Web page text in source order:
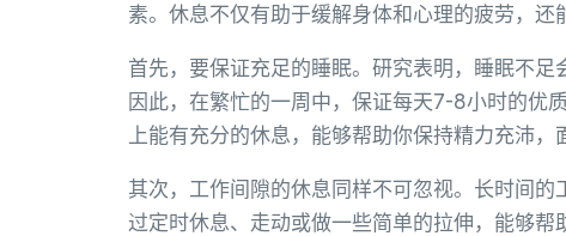
素。休息不仅有助于缓解身体和心理的疲劳，还
首先，要保证充足的睡眠。研究表明，睡眠不足
因此，在繁忙的一周中，保证每天7-8小时的优
上能有充分的休息，能够帮助你保持精力充沛，
其次，工作间隙的休息同样不可忽视。长时间
过定时休息、走动或做一些简单的拉伸，能够